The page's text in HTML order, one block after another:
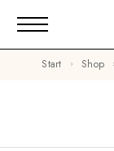
Start Shop